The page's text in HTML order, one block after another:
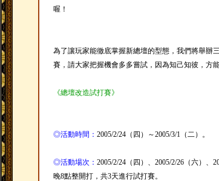
喔！
為了讓玩家能徹底掌握新總壇的型態，我們將舉辦
賽，請大家把握機會多多嘗試，因為知己知彼，方
《總壇改造試打賽》
◎活動時間： 2005/2/24（四）～2005/3/1（二）。
◎活動場次： 2005/2/24（四）、2005/2/26（六）、
晚8點整開打，共3天進行試打賽。